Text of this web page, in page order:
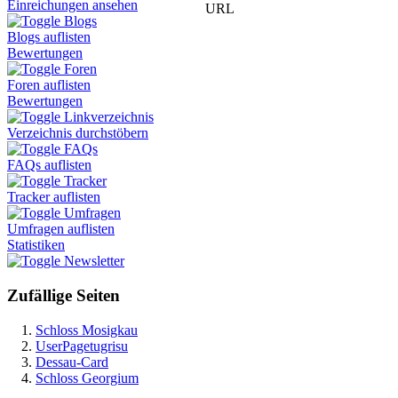
Einreichungen ansehen
Blogs
Blogs auflisten
Bewertungen
Foren
Foren auflisten
Bewertungen
Linkverzeichnis
Verzeichnis durchstöbern
FAQs
FAQs auflisten
Tracker
Tracker auflisten
Umfragen
Umfragen auflisten
Statistiken
Newsletter
Zufällige Seiten
Schloss Mosigkau
UserPagetugrisu
Dessau-Card
Schloss Georgium
URL